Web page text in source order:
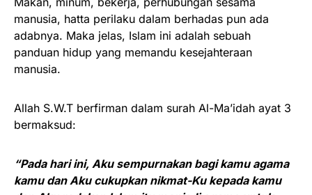
manusia, hatta perilaku dalam berhadas pun ada
adabnya. Maka jelas, Islam ini adalah sebuah
panduan hidup yang memandu kesejahteraan
manusia.
Allah S.W.T berfirman dalam surah Al-Ma’idah ayat 3
bermaksud:
“Pada hari ini, Aku sempurnakan bagi kamu agama
kamu dan Aku cukupkan nikmat-Ku kepada kamu